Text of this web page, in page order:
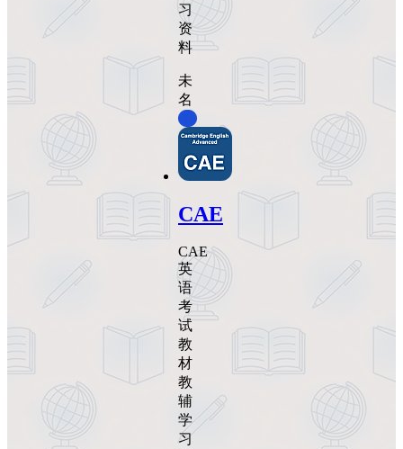
习
资
料
未
名
CAE
CAE
英
语
考
试
教
材
教
辅
学
习